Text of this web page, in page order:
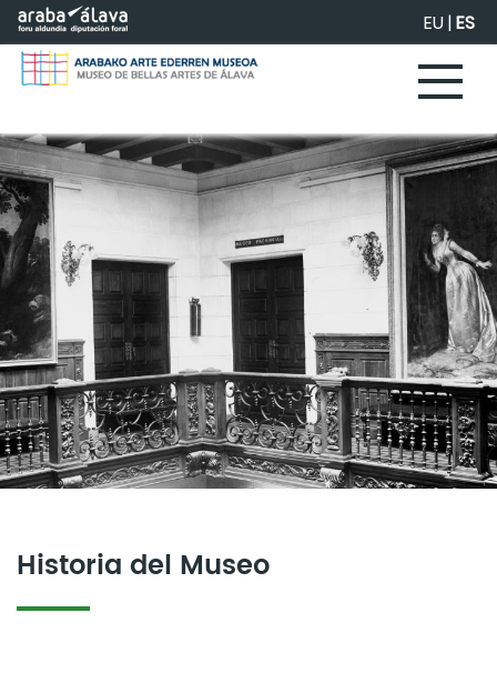
Saltar al contenido principal EU|ES
Historia del Museo